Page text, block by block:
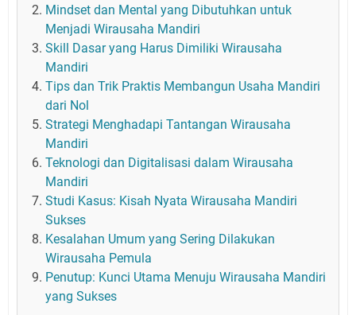
Mindset dan Mental yang Dibutuhkan untuk
Menjadi Wirausaha Mandiri
Skill Dasar yang Harus Dimiliki Wirausaha
Mandiri
Tips dan Trik Praktis Membangun Usaha Mandiri
dari Nol
Strategi Menghadapi Tantangan Wirausaha
Mandiri
Teknologi dan Digitalisasi dalam Wirausaha
Mandiri
Studi Kasus: Kisah Nyata Wirausaha Mandiri
Sukses
Kesalahan Umum yang Sering Dilakukan
Wirausaha Pemula
Penutup: Kunci Utama Menuju Wirausaha Mandiri
yang Sukses